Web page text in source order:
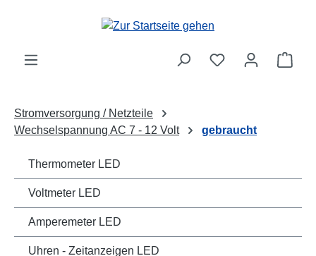
Zum Hauptinhalt springen
Stromversorgung / Netzteile
Wechselspannung AC 7 - 12 Volt
gebraucht
Thermometer LED
Voltmeter LED
Amperemeter LED
Uhren - Zeitanzeigen LED